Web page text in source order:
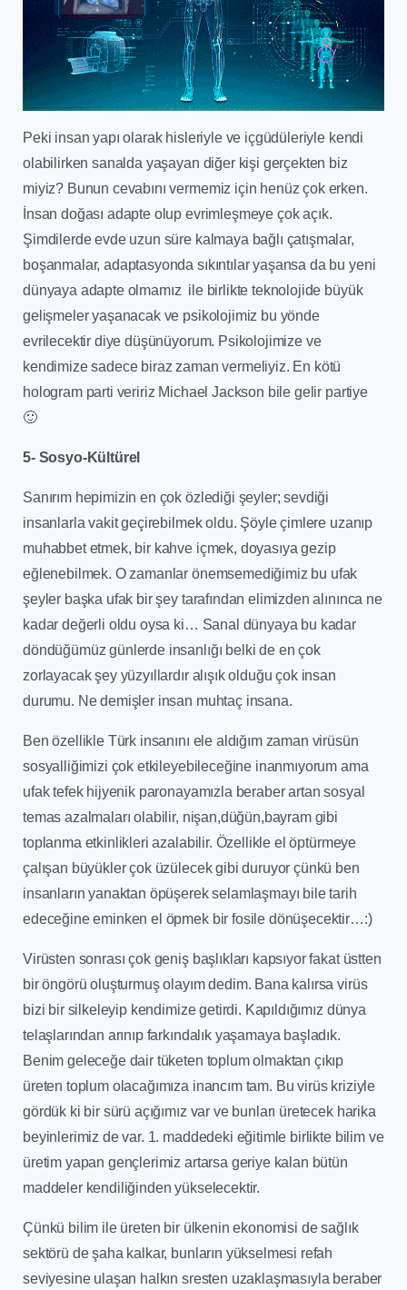
Peki insan yapı olarak hisleriyle ve içgüdüleriyle kendi
olabilirken sanalda yaşayan diğer kişi gerçekten biz
miyiz? Bunun cevabını vermemiz için henüz çok erken.
İnsan doğası adapte olup evrimleşmeye çok açık.
Şimdilerde evde uzun süre kalmaya bağlı çatışmalar,
boşanmalar, adaptasyonda sıkıntılar yaşansa da bu yeni
dünyaya adapte olmamız ile birlikte teknolojide büyük
gelişmeler yaşanacak ve psikolojimiz bu yönde
evrilecektir diye düşünüyorum. Psikolojimize ve
kendimize sadece biraz zaman vermeliyiz. En kötü
hologram parti veririz Michael Jackson bile gelir partiye
🙂
5- Sosyo-Kültürel
Sanırım hepimizin en çok özlediği şeyler; sevdiği
insanlarla vakit geçirebilmek oldu. Şöyle çimlere uzanıp
muhabbet etmek, bir kahve içmek, doyasıya gezip
eğlenebilmek. O zamanlar önemsemediğimiz bu ufak
şeyler başka ufak bir şey tarafından elimizden alınınca ne
kadar değerli oldu oysa ki… Sanal dünyaya bu kadar
döndüğümüz günlerde insanlığı belki de en çok
zorlayacak şey yüzyıllardır alışık olduğu çok insan
durumu. Ne demişler insan muhtaç insana.
Ben özellikle Türk insanını ele aldığım zaman virüsün
sosyalliğimizi çok etkileyebileceğine inanmıyorum ama
ufak tefek hijyenik paronayamızla beraber artan sosyal
temas azalmaları olabilir, nişan,düğün,bayram gibi
toplanma etkinlikleri azalabilir. Özellikle el öptürmeye
çalışan büyükler çok üzülecek gibi duruyor çünkü ben
insanların yanaktan öpüşerek selamlaşmayı bile tarih
edeceğine eminken el öpmek bir fosile dönüşecektir…:)
Virüsten sonrası çok geniş başlıkları kapsıyor fakat üstten
bir öngörü oluşturmuş olayım dedim. Bana kalırsa virüs
bizi bir silkeleyip kendimize getirdi. Kapıldığımız dünya
telaşlarından arınıp farkındalık yaşamaya başladık.
Benim geleceğe dair tüketen toplum olmaktan çıkıp
üreten toplum olacağımıza inancım tam. Bu virüs kriziyle
gördük ki bir sürü açığımız var ve bunları üretecek harika
beyinlerimiz de var. 1. maddedeki eğitimle birlikte bilim ve
üretim yapan gençlerimiz artarsa geriye kalan bütün
maddeler kendiliğinden yükselecektir.
Çünkü bilim ile üreten bir ülkenin ekonomisi de sağlık
sektörü de şaha kalkar, bunların yükselmesi refah
seviyesine ulaşan halkın sresten uzaklaşmasıyla beraber